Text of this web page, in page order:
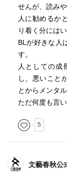
せんが、読みや
人に勧めるか
り着く分には
BLが好きな人
す。
人としての成
し、悪いこと
とからメンタ
ただ何度も言
5
文藝春秋公